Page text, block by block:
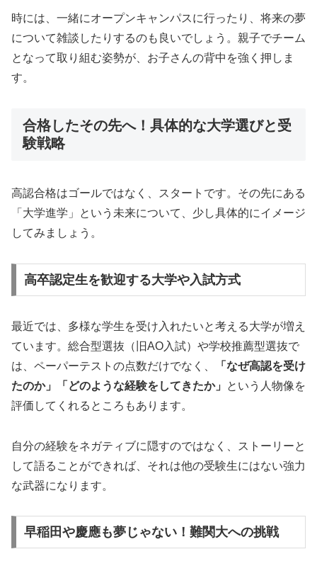
時には、一緒にオープンキャンパスに行ったり、将来の夢
について雑談したりするのも良いでしょう。親子でチーム
となって取り組む姿勢が、お子さんの背中を強く押しま
す。
合格したその先へ！具体的な大学選びと受
験戦略
高認合格はゴールではなく、スタートです。その先にある
「大学進学」という未来について、少し具体的にイメージ
してみましょう。
高卒認定生を歓迎する大学や入試方式
最近では、多様な学生を受け入れたいと考える大学が増え
ています。総合型選抜（旧AO入試）や学校推薦型選抜で
は、ペーパーテストの点数だけでなく、
「なぜ高認を受け
たのか」「どのような経験をしてきたか」
という人物像を
評価してくれるところもあります。
自分の経験をネガティブに隠すのではなく、ストーリーと
して語ることができれば、それは他の受験生にはない強力
な武器になります。
早稲田や慶應も夢じゃない！難関大への挑戦